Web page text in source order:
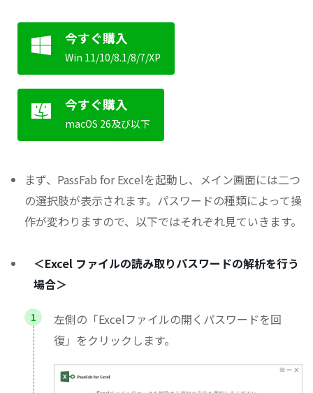
今すぐ購入
Win 11/10/8.1/8/7/XP
今すぐ購入
macOS 26及び以下
まず、PassFab for Excelを起動し、メイン画面には二つ
の選択肢が表示されます。パスワードの種類によって操
作が変わりますので、以下ではそれぞれ見ていきます。
＜Excel ファイルの読み取りパスワードの解析を行う
場合＞
左側の「Excelファイルの開くパスワードを回
復」をクリックします。